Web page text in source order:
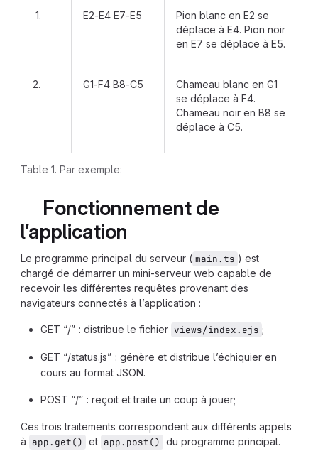
Table 1. Par exemple:
1. E2-E4 E7-E5
Pion blanc en E2 se
déplace à E4. Pion noir
en E7 se déplace à E5.
2. G1-F4 B8-C5
Chameau blanc en G1
se déplace à F4.
Chameau noir en B8 se
déplace à C5.
Fonctionnement de
l’application
Le programme principal du serveur ( main.ts ) est
chargé de démarrer un mini-serveur web capable de
recevoir les différentes requêtes provenant des
navigateurs connectés à l’application :
GET “/” : distribue le fichier views/index.ejs ;
GET “/status.js” : génère et distribue l’échiquier en
cours au format JSON.
POST “/” : reçoit et traite un coup à jouer;
Ces trois traitements correspondent aux différents appels
à app.get() et app.post() du programme principal.